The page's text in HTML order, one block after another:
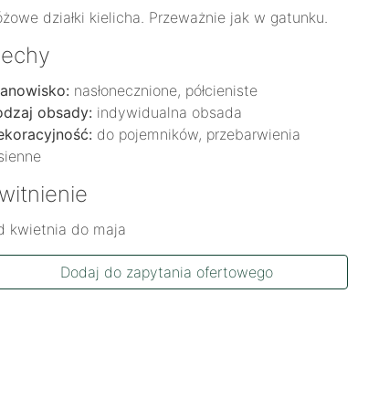
działki kielicha. Przeważnie jak w gatunku.
nasłonecznione, półcieniste
obsady: indywidualna obsada
do pojemników, przebarwienia
kwietnia do maja
Dodaj do zapytania ofertowego